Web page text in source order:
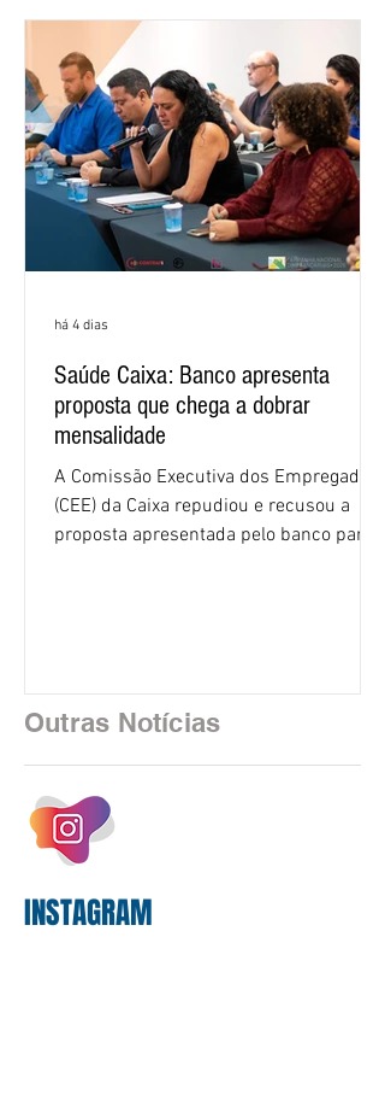
1,4 ponto percentual em 12 meses. O
crescimento de 16,2% foi o maior entre
os três maiores bancos privados do país
(Bradesco, Itaú e Santander). Segundo o
Saúde Caixa: Banco apresenta
proposta que chega a dobrar
mensalidade
A Comissão Executiva dos Empregados
(CEE) da Caixa repudiou e recusou a
proposta apresentada pelo banco para o
as federações que compõem a mesa de
negociações das empregadas e dos
empregados exigiram que a Caixa refaça
os cálculos e apresente uma nova
proposta. O entendimento é que a
proposta
há 4 dias
Outras Notícias
INSTAGRAM